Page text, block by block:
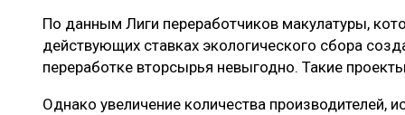
По данным Лиги переработчиков макулатуры,
действующих ставках экологического сбора
переработке вторсырья невыгодно. Такие
Однако увеличение количества производителей,